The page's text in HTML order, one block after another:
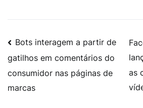
Bots interagem a partir de
gatilhos em comentários do
consumidor nas páginas de
marcas
as